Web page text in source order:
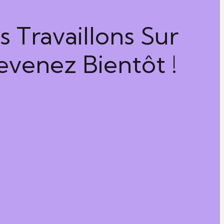
Travaillons Sur
Bientôt !